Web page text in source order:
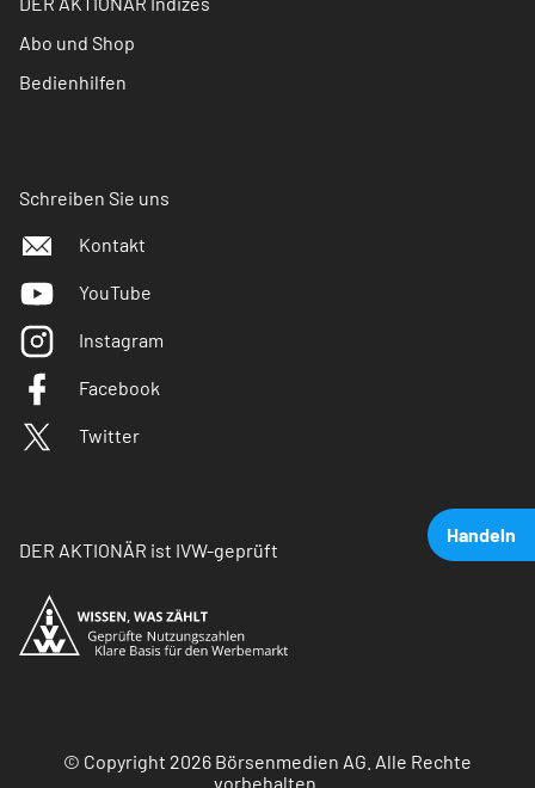
Handeln
Abo und Shop
Bedienhilfen
Schreiben Sie uns
Kontakt
YouTube
Instagram
Facebook
Twitter
DER AKTIONÄR ist IVW-geprüft
© Copyright 2026 Börsenmedien AG. Alle Rechte
vorbehalten.